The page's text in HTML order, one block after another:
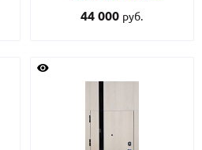
вставками из стекла
44 000 руб.